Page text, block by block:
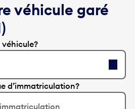
véhicule garé
d’immatriculation?